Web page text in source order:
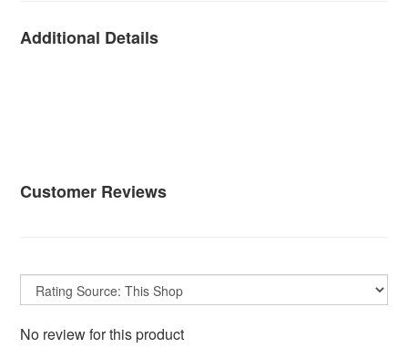
Additional Details
Customer Reviews
No review for this product